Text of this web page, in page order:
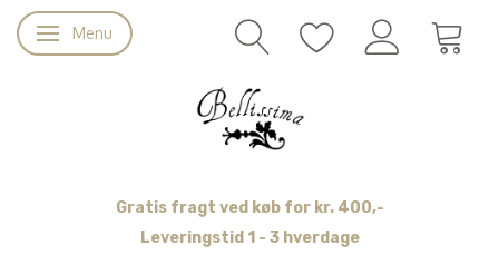
Skifte navigation
Menu
Gratis fragt ved køb for kr. 400,-
Leveringstid 1 - 3 hverdage